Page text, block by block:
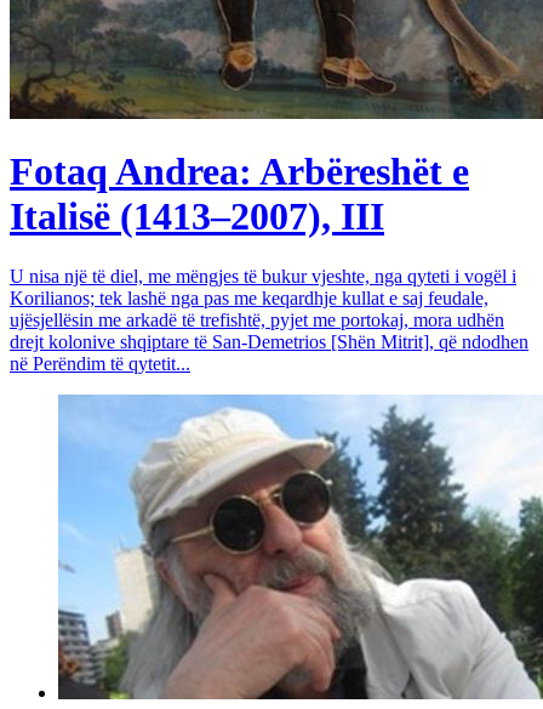
Fotaq Andrea: Arbëreshët e
Italisë (1413–2007), III
U nisa një të diel, me mëngjes të bukur vjeshte, nga qyteti i vogël i
Korilianos; tek lashë nga pas me keqardhje kullat e saj feudale,
ujësjellësin me arkadë të trefishtë, pyjet me portokaj, mora udhën
drejt kolonive shqiptare të San-Demetrios [Shën Mitrit], që ndodhen
në Perëndim të qytetit...